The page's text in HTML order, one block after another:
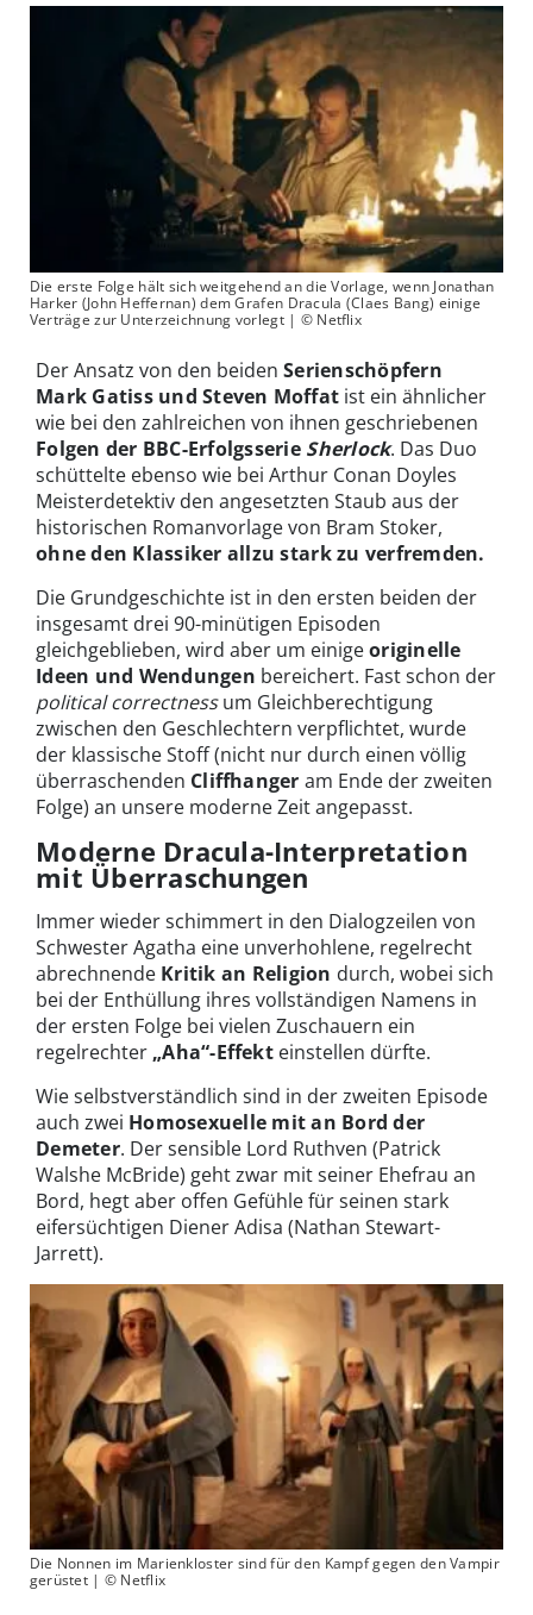
Die erste Folge hält sich weitgehend an die Vorlage, wenn Jonathan
Harker (John Heffernan) dem Grafen Dracula (Claes Bang) einige
Verträge zur Unterzeichnung vorlegt | © Netflix
Der Ansatz von den beiden Serienschöpfern
Mark Gatiss und Steven Moffat ist ein ähnlicher
wie bei den zahlreichen von ihnen geschriebenen
Folgen der BBC-Erfolgsserie Sherlock. Das Duo
schüttelte ebenso wie bei Arthur Conan Doyles
Meisterdetektiv den angesetzten Staub aus der
historischen Romanvorlage von Bram Stoker,
ohne den Klassiker allzu stark zu verfremden.
Die Grundgeschichte ist in den ersten beiden der
insgesamt drei 90-minütigen Episoden
gleichgeblieben, wird aber um einigeoriginelle
Ideen und Wendungen bereichert. Fast schon der
political correctnessum Gleichberechtigung
zwischen den Geschlechtern verpflichtet, wurde
der klassische Stoff (nicht nur durch einen völlig
überraschenden Cliffhanger am Ende der zweiten
Folge) an unsere moderne Zeit angepasst.
Moderne Dracula-Interpretation
mit Überraschungen
Immer wieder schimmert in den Dialogzeilen von
Schwester Agatha eine unverhohlene, regelrecht
abrechnende Kritik an Religion durch, wobei sich
bei der Enthüllung ihres vollständigen Namens in
der ersten Folge bei vielen Zuschauern ein
regelrechter „Aha“-Effekteinstellen dürfte.
Wie selbstverständlich sind in der zweiten Episode
auch zwei Homosexuelle mit an Bord der
Demeter. Der sensible Lord Ruthven (Patrick
Walshe McBride) geht zwar mit seiner Ehefrau an
Bord, hegt aber offen Gefühle für seinen stark
eifersüchtigen Diener Adisa (Nathan Stewart-
Jarrett).
Die Nonnen im Marienkloster sind für den Kampf gegen den Vampir
gerüstet | © Netflix